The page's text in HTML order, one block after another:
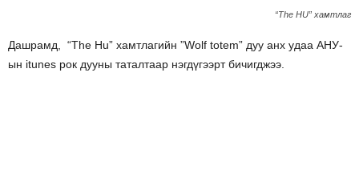
“The HU” хамтлаг
Дашрамд, “The Hu” хамтлагийн ”Wolf totem” дуу анх удаа АНУ-
ын itunes рок дууны таталтаар нэгдүгээрт бичигджээ.